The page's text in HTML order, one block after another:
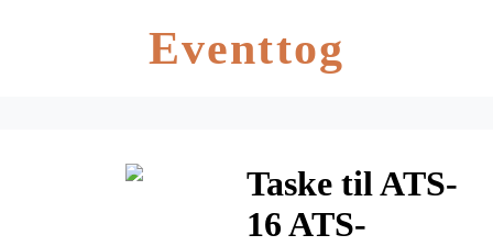
Eventtog
Taske til ATS-
16 ATS-